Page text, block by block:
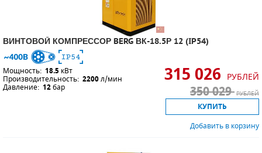
ВИНТОВОЙ КОМПРЕССОР BERG ВК-18.5Р 12 (IP54)
Мощность: 18.5 кВт
Производительность: 2200л/мин
Давление: 12бар
315 026 РУБЛЕЙ
350 029 РУБЛЕЙ
КУПИТЬ
Добавить в корзину